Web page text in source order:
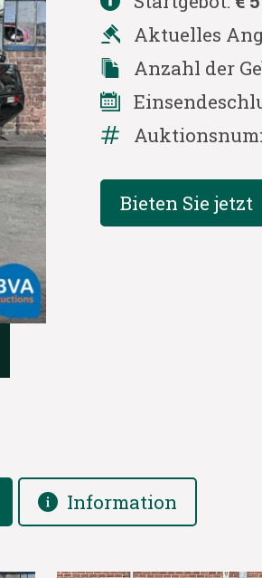
Aktuelles
Anzahl der
Bieten Sie jetzt
Information